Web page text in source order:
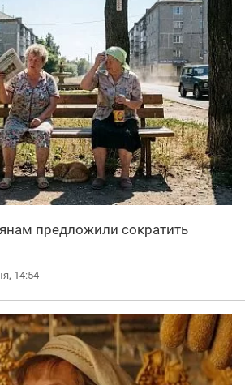
предложили сократить
14:54